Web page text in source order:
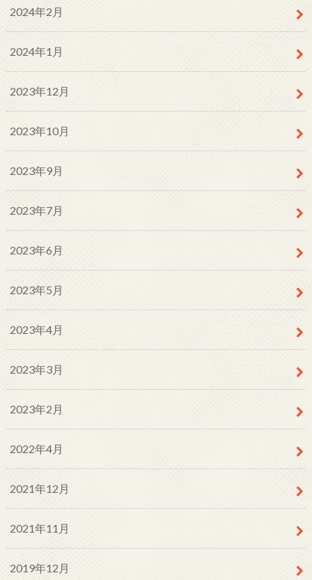
2024年2月
2024年1月
2023年12月
2023年10月
2023年9月
2023年7月
2023年6月
2023年5月
2023年4月
2023年3月
2023年2月
2022年4月
2021年12月
2021年11月
2019年12月